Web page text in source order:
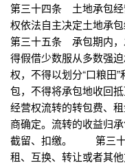
第三十四条 土地承包经
权依法自主决定土地承
第三十五条 承包期内，
得假借少数服从多数强
权，不得以划分“口粮田
包，不得将承包地收
经营权流转的转包费、
商确定。流转的收益归
截留、扣缴。 第三十
租、互换、转让或者其